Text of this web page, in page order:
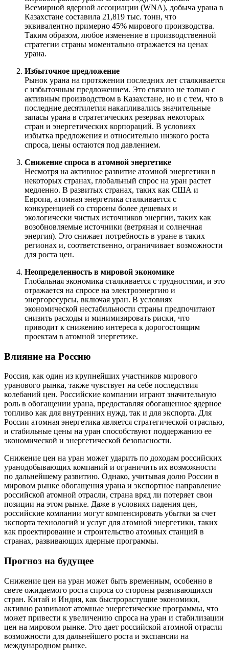
Всемирной ядерной ассоциации (WNA), добыча урана в
Казахстане составила 21,819 тыс. тонн, что
эквивалентно примерно 45% мирового производства.
Таким образом, любое изменение в производственной
стратегии страны моментально отражается на ценах
урана.
Избыточное предложение
Рынок урана на протяжении последних лет сталкивается
с избыточным предложением. Это связано не только с
активным производством в Казахстане, но и с тем, что в
последние десятилетия накапливались значительные
запасы урана в стратегических резервах некоторых
стран и энергетических корпораций. В условиях
избытка предложения и относительно низкого роста
спроса, цены остаются под давлением.
Снижение спроса в атомной энергетике
Несмотря на активное развитие атомной энергетики в
некоторых странах, глобальный спрос на уран растет
медленно. В развитых странах, таких как США и
Европа, атомная энергетика сталкивается с
конкуренцией со стороны более дешевых и
экологически чистых источников энергии, таких как
возобновляемые источники (ветряная и солнечная
энергия). Это снижает потребность в уране в таких
регионах и, соответственно, ограничивает возможности
для роста цен.
Неопределенность в мировой экономике
Глобальная экономика сталкивается с трудностями, и это
отражается на спросе на электроэнергию и
энергоресурсы, включая уран. В условиях
экономической нестабильности страны предпочитают
снизить расходы и минимизировать риски, что
приводит к снижению интереса к дорогостоящим
проектам в атомной энергетике.
Влияние на Россию
Россия, как один из крупнейших участников мирового
уранового рынка, также чувствует на себе последствия
колебаний цен. Российские компании играют значительную
роль в обогащении урана, предоставляя обогащенное ядерное
топливо как для внутренних нужд, так и для экспорта. Для
России атомная энергетика является стратегической отраслью,
и стабильные цены на уран способствуют поддержанию ее
экономической и энергетической безопасности.
Снижение цен на уран может ударить по доходам российских
уранодобывающих компаний и ограничить их возможности
по дальнейшему развитию. Однако, учитывая долю России в
мировом рынке обогащения урана и экспортное направление
российской атомной отрасли, страна вряд ли потеряет свои
позиции на этом рынке. Даже в условиях падения цен,
российские компании могут компенсировать убытки за счет
экспорта технологий и услуг для атомной энергетики, таких
как проектирование и строительство атомных станций в
странах, развивающих ядерные программы.
Прогноз на будущее
Снижение цен на уран может быть временным, особенно в
свете ожидаемого роста спроса со стороны развивающихся
стран. Китай и Индия, как быстрорастущие экономики,
активно развивают атомные энергетические программы, что
может привести к увеличению спроса на уран и стабилизации
цен на мировом рынке. Это дает российской атомной отрасли
возможности для дальнейшего роста и экспансии на
международном рынке.